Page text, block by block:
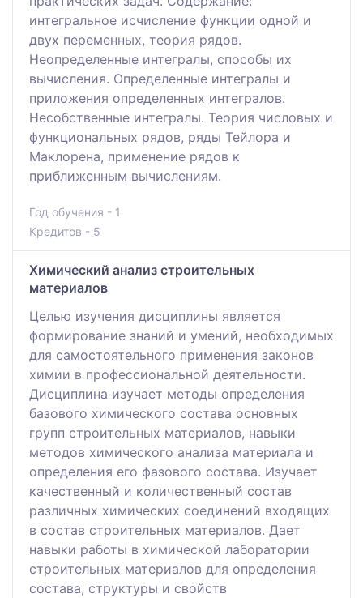
интегральное исчисление функции одной и
двух переменных, теория рядов.
Неопределенные интегралы, способы их
вычисления. Определенные интегралы и
приложения определенных интегралов.
Несобственные интегралы. Теория числовых и
функциональных рядов, ряды Тейлора и
Маклорена, применение рядов к
приближенным вычислениям.
Год обучения - 1
Кредитов - 5
Химический анализ строительных
материалов
Целью изучения дисциплины является
формирование знаний и умений, необходимых
для самостоятельного применения законов
химии в профессиональной деятельности.
Дисциплина изучает методы определения
базового химического состава основных
групп строительных материалов, навыки
методов химического анализа материала и
определения его фазового состава. Изучает
качественный и количественный состав
различных химических соединений входящих
в состав строительных материалов. Дает
навыки работы в химической лаборатории
строительных материалов для определения
состава, структуры и свойств